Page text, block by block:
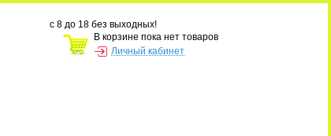
с 8 до 18 без выходных!
В корзине пока нет товаров
Личный кабинет